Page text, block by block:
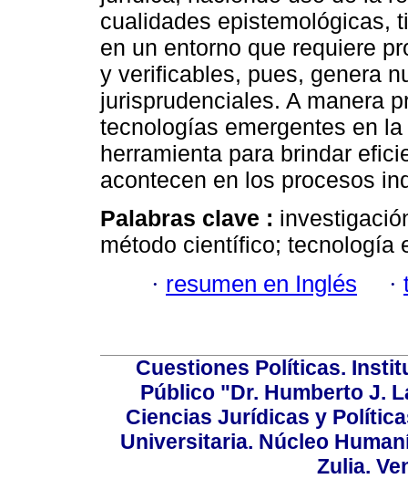
cualidades epistemológicas,
en un entorno que requiere
y verificables, pues, genera
jurisprudenciales. A manera
tecnologías emergentes en
herramienta para brindar
acontecen en los procesos
Palabras clave :
método científico; tecnología
· resumen en Inglés ·
Cuestiones Políticas.
Público "Dr. Humberto J.
Ciencias Jurídicas y
Universitaria. Núcleo
Zulia.